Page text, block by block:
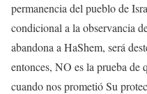
permanencia del pueblo de
condicional a la observancia
abandona a HaShem, será
entonces, NO es la prueba de
cuando nos prometió Su